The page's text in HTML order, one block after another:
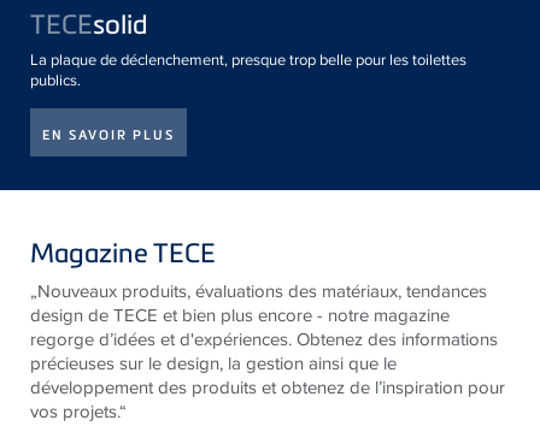
TECEsolid
La plaque de déclenchement, presque trop belle pour les toilettes
publics.
EN SAVOIR PLUS
Magazine TECE
„Nouveaux produits, évaluations des matériaux, tendances
design deTECE et bien plus encore - notre magazine
regorge d’idées et d'expériences. Obtenez des informations
précieuses sur le design, la gestion ainsi que le
développement des produits et obtenez de l’inspiration pour
vos projets.“